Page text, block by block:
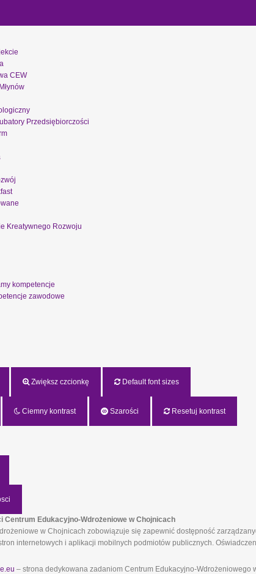
CEW
Przedsiębiorczości
Kreatywnego Rozwoju
kompetencje
zawodowe
Zwiększ czcionkę Default font sizes
Ciemny kontrast Szarości Resetuj kontrast
Centrum Edukacyjno-Wdrożeniowe w Chojnicach
w Chojnicach zobowiązuje się zapewnić dostępność
internetowych i aplikacji mobilnych podmiotów publicznych.
– strona dedykowana zadaniom Centrum Edukacyjno-Wdrożeniowego